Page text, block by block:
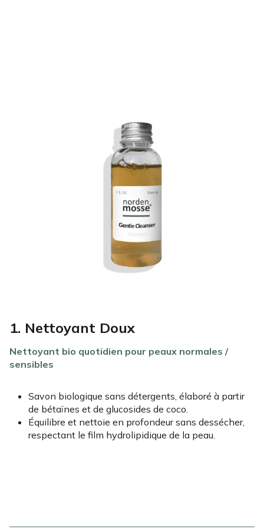
1. Nettoyant Doux
Nettoyant bio quotidien pour peaux normales /
sensibles
Savon biologique sans détergents, élaboré à partir
de bétaïnes et de glucosides de coco.
Équilibre et nettoie en profondeur sans dessécher,
respectant le film hydrolipidique de la peau.